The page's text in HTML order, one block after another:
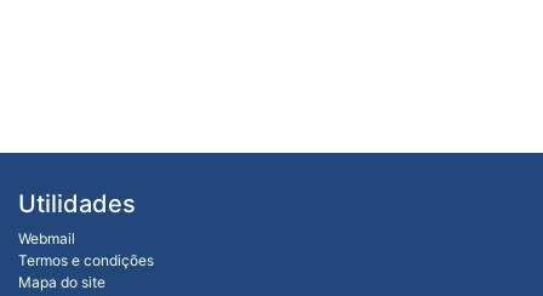
Utilidades
Webmail
Termos e condições
Mapa do site